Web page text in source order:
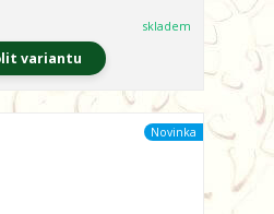
skladem
variantu
Novinka